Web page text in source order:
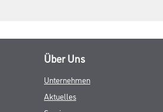
Über Uns
Unternehmen
Aktuelles